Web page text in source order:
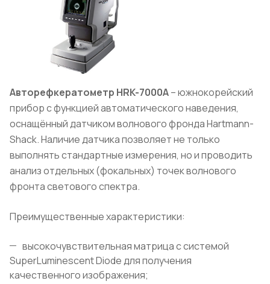
Авторефкератометр HRK-7000A– южнокорейский
прибор с функцией автоматического наведения,
оснащённый датчиком волнового фронда Hartmann-
Shack. Наличие датчика позволяет не только
выполнять стандартные измерения, но и проводить
анализ отдельных (фокальных) точек волнового
фронта светового спектра.
Преимущественные характеристики:
высокочувствительная матрица с системой
SuperLuminescent Diode для получения
качественного изображения;